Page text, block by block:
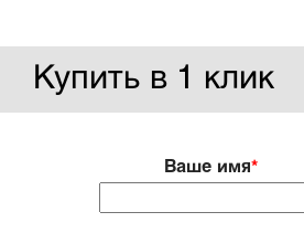
Купить в 1 клик
Ваше имя*